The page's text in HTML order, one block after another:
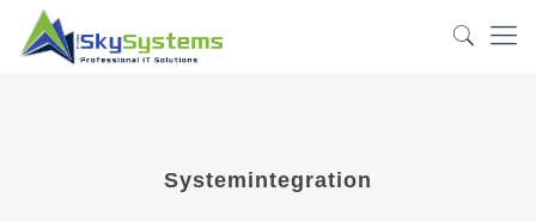
Systemintegration